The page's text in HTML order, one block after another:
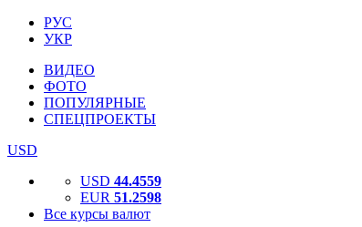
РУС
УКР
ВИДЕО
ФОТО
ПОПУЛЯРНЫЕ
СПЕЦПРОЕКТЫ
USD
USD 44.4559
EUR 51.2598
Все курсы валют